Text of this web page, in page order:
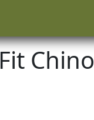
Chino